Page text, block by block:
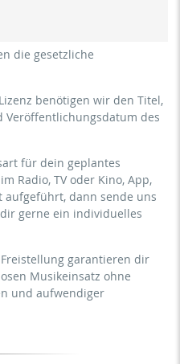
Präventionskurses oder
Plattformen
(Film)
Unternehmen
Projekt (z.B. innerhalb
oder eines
Plattformen
Instagram, Zoom,
DVD (bis 1.000 Stück)
die gesetzliche
benötigen wir den Titel,
Veröffentlichungsdatum des
für dein geplantes
Radio, TV oder Kino, App,
aufgeführt, dann sende uns
gerne ein individuelles
garantieren dir
Musikeinsatz ohne
und aufwendiger